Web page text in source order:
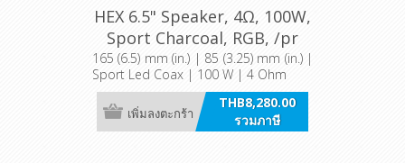
HEX 6.5" Speaker, 4Ω, 100W,
Sport Charcoal, RGB, /pr
[6.5 S-LD-G]
165 (6.5) mm (in.) | 85 (3.25) mm (in.) |
Sport Led Coax | 100 W | 4 Ohm
THB8,280.00
รวมภาษี
เพิ่มลงตะกร้า